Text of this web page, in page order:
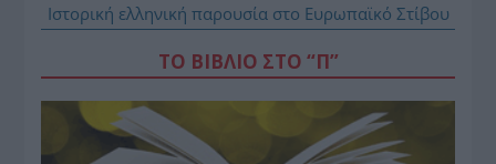
Ιστορική ελληνική παρουσία στο Ευρωπαϊκό Στίβου
ΤΟ ΒΙΒΛΙΟ ΣΤΟ “Π”